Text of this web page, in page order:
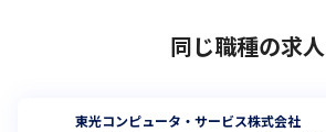
同じ職種の求人
東光コンピュータ・サービス株式会社